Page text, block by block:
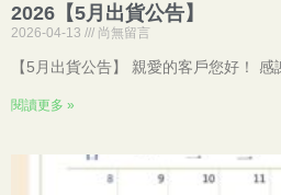
2026【5月出貨公告】
2026-04-13 尚無留言
【5月出貨公告】 親愛的客戶您好！ 感
閱讀更多 »